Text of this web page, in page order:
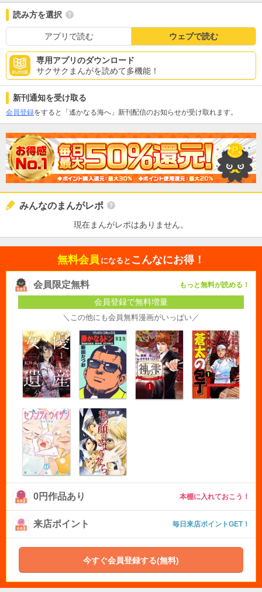
読み方を選択
アプリで読む ウェブで読む
専用アプリのダウンロード
サクサクまんがを読めて多機能！
新刊通知を受け取る
会員登録をすると「遙かなる海へ」新刊配信のお知らせが受け取れます。
みんなのまんがレポ
現在まんがレポはありません。
無料会員 になると こんなにお得！
会員限定無料 もっと無料が読める！
会員登録で無料増量
＼この他にも会員無料漫画がいっぱい／
0円作品あり 本棚に入れておこう！
来店ポイント 毎日来店ポイントGET！
今すぐ会員登録する(無料)